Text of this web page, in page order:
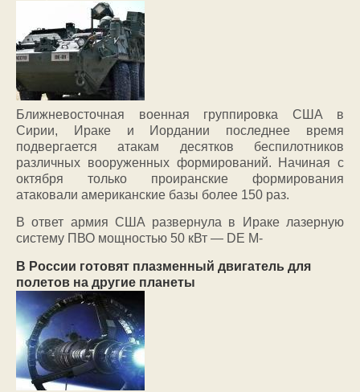
Ближневосточная военная группировка США в
Сирии, Ираке и Иордании последнее время
подвергается атакам десятков беспилотников
различных вооруженных формирований. Начиная с
октября только проиранские формирования
атаковали американские базы более 150 раз.
В ответ армия США развернула в Ираке лазерную
систему ПВО мощностью 50 кВт — DE M-
В России готовят плазменный двигатель для
полетов на другие планеты